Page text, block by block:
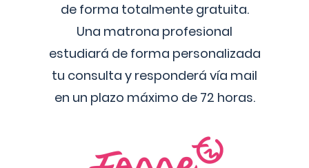
de forma totalmente gratuita.
Una matrona profesional
estudiará de forma personalizada
tu consulta y responderá vía mail
en un plazo máximo de 72 horas.